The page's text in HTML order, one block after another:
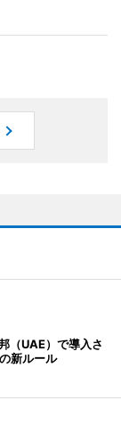
（UAE）で導入さ
新ルール